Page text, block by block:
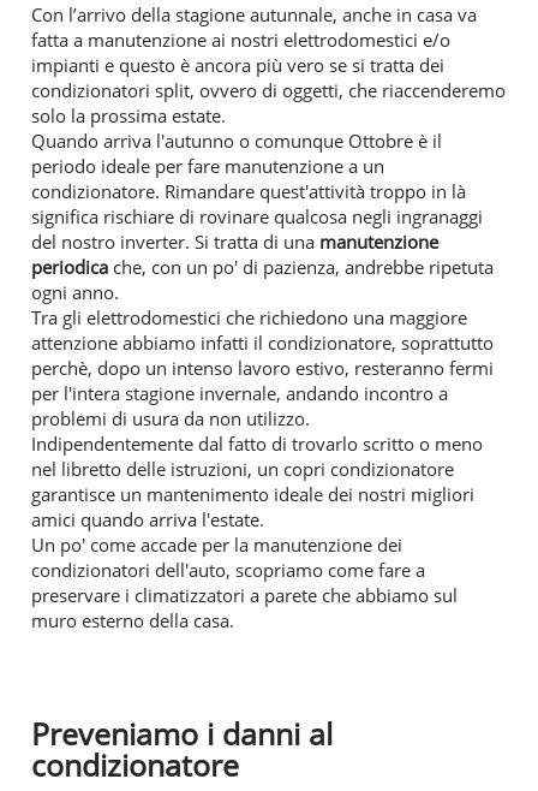
Con l’arrivo della stagione autunnale, anche in casa va
fatta a manutenzione ai nostri elettrodomestici e/o
impianti e questo è ancora più vero se si tratta dei
condizionatori split, ovvero di oggetti, che riaccenderemo
solo la prossima estate.
Quando arriva l'autunno o comunque Ottobre è il
periodo ideale per fare manutenzione a un
condizionatore. Rimandare quest'attività troppo in là
significa rischiare di rovinare qualcosa negli ingranaggi
del nostro inverter. Si tratta di una manutenzione
periodica che, con un po' di pazienza, andrebbe ripetuta
ogni anno.
Tra gli elettrodomestici che richiedono una maggiore
attenzione abbiamo infatti il condizionatore, soprattutto
perchè, dopo un intenso lavoro estivo, resteranno fermi
per l'intera stagione invernale, andando incontro a
problemi di usura da non utilizzo.
Indipendentemente dal fatto di trovarlo scritto o meno
nel libretto delle istruzioni, un copri condizionatore
garantisce un mantenimento ideale dei nostri migliori
amici quando arriva l'estate.
Un po' come accade per la manutenzione dei
condizionatori dell'auto, scopriamo come fare a
preservare i climatizzatori a parete che abbiamo sul
muro esterno della casa.
Preveniamo i danni al
condizionatore